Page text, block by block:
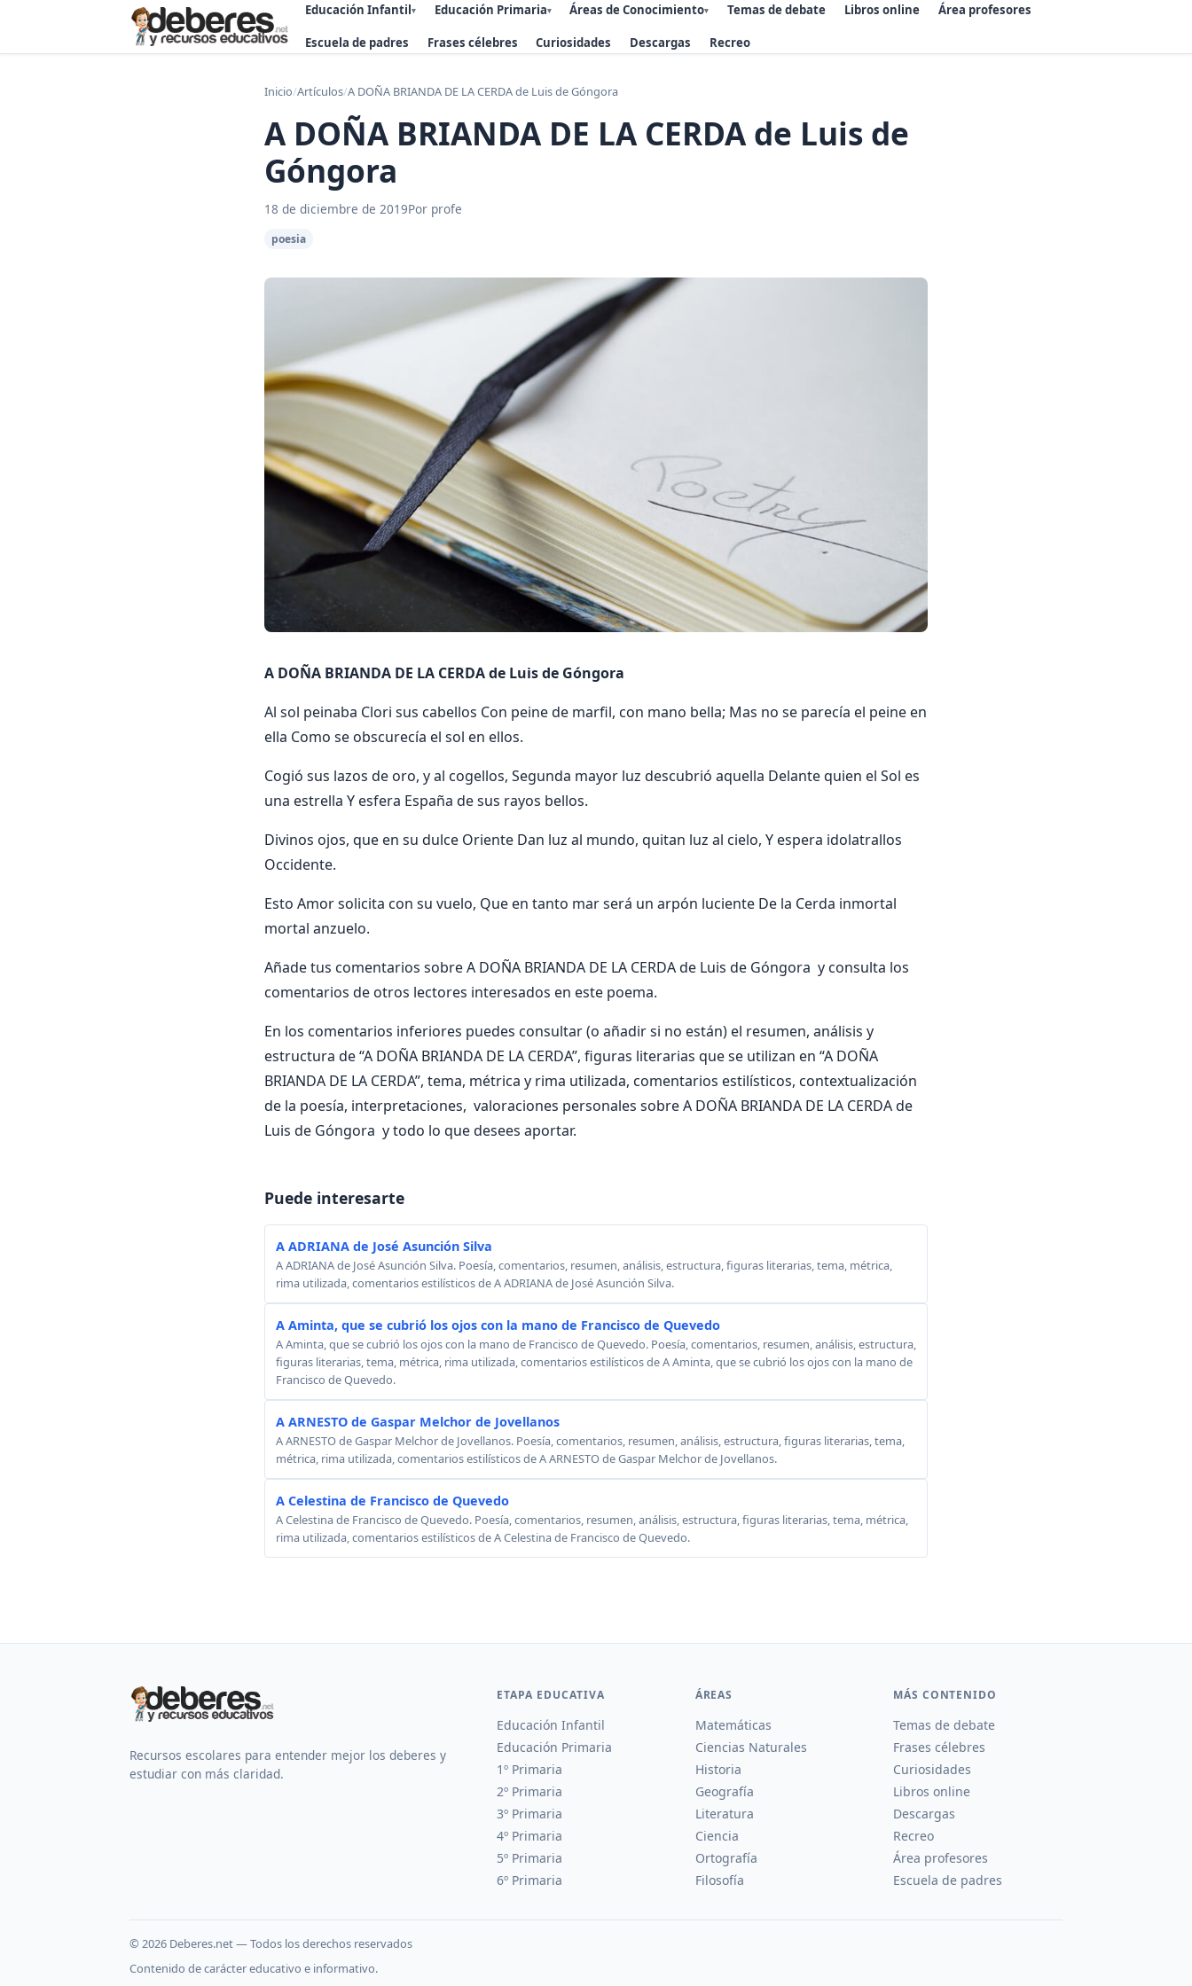
Educación Infantil▾ Educación Primaria▾ Áreas de Conocimiento▾ Temas de debate Libros online Área profesores
Escuela de padres Frases célebres Curiosidades Descargas Recreo
Inicio/Artículos/A DOÑA BRIANDA DE LA CERDA de Luis de Góngora
A DOÑA BRIANDA DE LA CERDA de Luis de
Góngora
18 de diciembre de 2019Por profe
poesia
A DOÑA BRIANDA DE LA CERDA de Luis de Góngora
Al sol peinaba Clori sus cabellos Con peine de marfil, con mano bella; Mas no se parecía el peine en
ella Como se obscurecía el sol en ellos.
Cogió sus lazos de oro, y al cogellos, Segunda mayor luz descubrió aquella Delante quien el Sol es
una estrella Y esfera España de sus rayos bellos.
Divinos ojos, que en su dulce Oriente Dan luz al mundo, quitan luz al cielo, Y espera idolatrallos
Occidente.
Esto Amor solicita con su vuelo, Que en tanto mar será un arpón luciente De la Cerda inmortal
mortal anzuelo.
Añade tus comentarios sobre A DOÑA BRIANDA DE LA CERDA de Luis de Góngora y consulta los
comentarios de otros lectores interesados en este poema.
En los comentarios inferiores puedes consultar (o añadir si no están) el resumen, análisis y
estructura de “A DOÑA BRIANDA DE LA CERDA”, figuras literarias que se utilizan en “A DOÑA
BRIANDA DE LA CERDA”, tema, métrica y rima utilizada, comentarios estilísticos, contextualización
de la poesía, interpretaciones, valoraciones personales sobre A DOÑA BRIANDA DE LA CERDA de
Luis de Góngora y todo lo que desees aportar.
Puede interesarte
A ADRIANA de José Asunción Silva
A ADRIANA de José Asunción Silva. Poesía, comentarios, resumen, análisis, estructura, figuras literarias, tema, métrica,
rima utilizada, comentarios estilísticos de A ADRIANA de José Asunción Silva.
A Aminta, que se cubrió los ojos con la mano de Francisco de Quevedo
A Aminta, que se cubrió los ojos con la mano de Francisco de Quevedo. Poesía, comentarios, resumen, análisis, estructura,
figuras literarias, tema, métrica, rima utilizada, comentarios estilísticos de A Aminta, que se cubrió los ojos con la mano de
Francisco de Quevedo.
A ARNESTO de Gaspar Melchor de Jovellanos
A ARNESTO de Gaspar Melchor de Jovellanos. Poesía, comentarios, resumen, análisis, estructura, figuras literarias, tema,
métrica, rima utilizada, comentarios estilísticos de A ARNESTO de Gaspar Melchor de Jovellanos.
A Celestina de Francisco de Quevedo
A Celestina de Francisco de Quevedo. Poesía, comentarios, resumen, análisis, estructura, figuras literarias, tema, métrica,
rima utilizada, comentarios estilísticos de A Celestina de Francisco de Quevedo.
Recursos escolares para entender mejor los deberes y
estudiar con más claridad.
ETAPA EDUCATIVA
Educación Infantil
Educación Primaria
1º Primaria
2º Primaria
3º Primaria
4º Primaria
5º Primaria
6º Primaria
ÁREAS
Matemáticas
Ciencias Naturales
Historia
Geografía
Literatura
Ciencia
Ortografía
Filosofía
MÁS CONTENIDO
Temas de debate
Frases célebres
Curiosidades
Libros online
Descargas
Recreo
Área profesores
Escuela de padres
© 2026 Deberes.net — Todos los derechos reservados
Contenido de carácter educativo e informativo.